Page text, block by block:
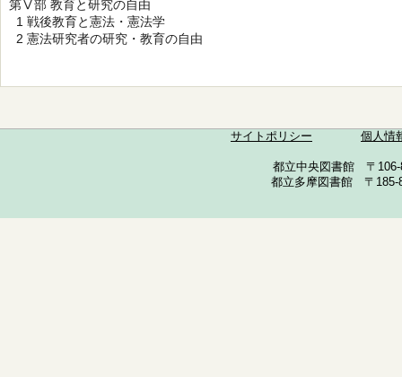
第Ⅴ部 教育と研究の自由
1 戦後教育と憲法・憲法学
2 憲法研究者の研究・教育の自由
サイトポリシー 個人情
都立中央図書館 〒
都立多摩図書館 〒185-